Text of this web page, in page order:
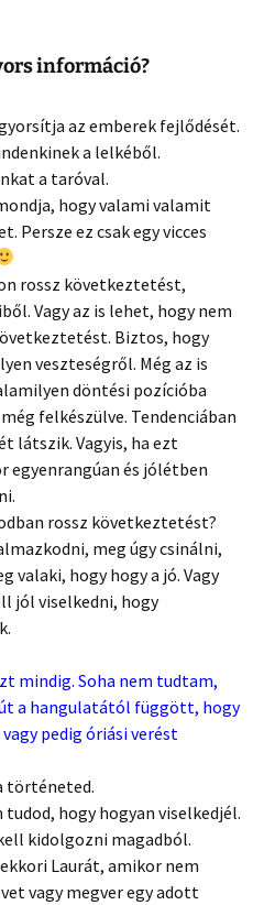
információ?
az emberek fejlődését.
a lelkéből.
a taróval.
hogy valami valamit
Persze ez csak egy vicces
rossz következtetést,
Vagy az is lehet, hogy nem
Biztos, hogy
veszteségről. Még az is
döntési pozícióba
felkészülve. Tendenciában
látszik. Vagyis, ha ezt
egyenrangúan és jólétben
rossz következtetést?
meg úgy csinálni,
valaki, hogy hogy a jó. Vagy
jól viselkedni, hogy
mindig. Soha nem tudtam,
a hangulatától függött, hogy
pedig óriási verést
történeted.
hogy hogyan viselkedjél.
kidolgozni magadból.
Laurát, amikor nem
vagy megver egy adott